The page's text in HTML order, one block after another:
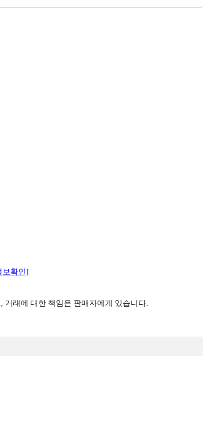
보확인]
래에 대한 책임은 판매자에게 있습니다.